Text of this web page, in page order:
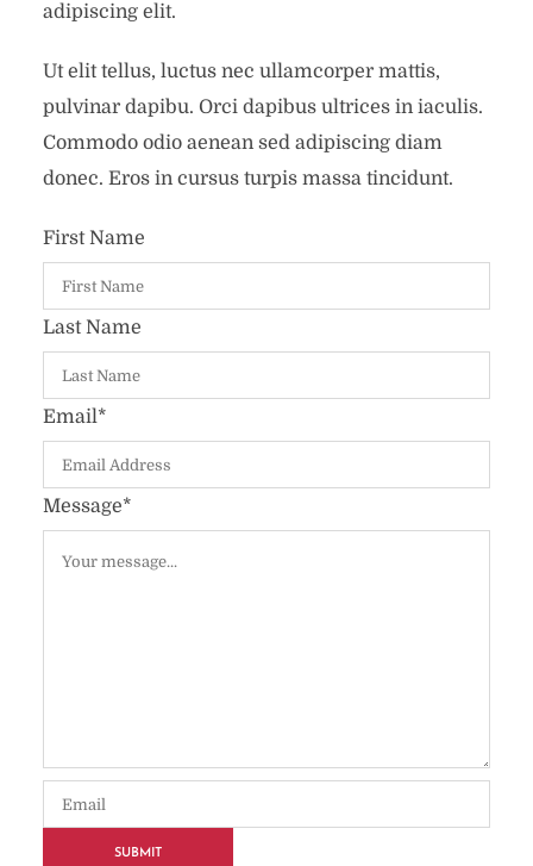
adipiscing elit.
Ut elit tellus, luctus nec ullamcorper mattis,
pulvinar dapibu. Orci dapibus ultrices in iaculis.
Commodo odio aenean sed adipiscing diam
donec. Eros in cursus turpis massa tincidunt.
First Name
Last Name
Email*
Message*
SUBMIT